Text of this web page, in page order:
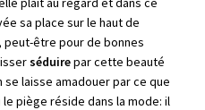
sa place sur le haut de
peut-être pour de bonnes
séduirepar cette beauté
laisse amadouer par ce que
le piège réside dans la mode: il